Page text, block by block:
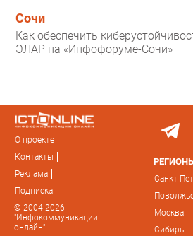
Сочи
Как обеспечить
ЭЛАР на «Инфофоруме-Сочи»
О проекте
Контакты
Реклама
Подписка
© 2004-2026
"Инфокоммуникации
онлайн"
Санкт-
Москва
Сибирь